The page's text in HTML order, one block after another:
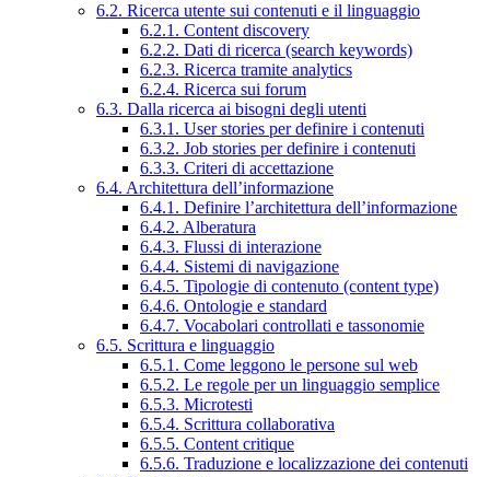
6.2. Ricerca utente sui contenuti e il linguaggio
6.2.1. Content discovery
6.2.2. Dati di ricerca (search keywords)
6.2.3. Ricerca tramite analytics
6.2.4. Ricerca sui forum
6.3. Dalla ricerca ai bisogni degli utenti
6.3.1. User stories per definire i contenuti
6.3.2. Job stories per definire i contenuti
6.3.3. Criteri di accettazione
6.4. Architettura dell’informazione
6.4.1. Definire l’architettura dell’informazione
6.4.2. Alberatura
6.4.3. Flussi di interazione
6.4.4. Sistemi di navigazione
6.4.5. Tipologie di contenuto (content type)
6.4.6. Ontologie e standard
6.4.7. Vocabolari controllati e tassonomie
6.5. Scrittura e linguaggio
6.5.1. Come leggono le persone sul web
6.5.2. Le regole per un linguaggio semplice
6.5.3. Microtesti
6.5.4. Scrittura collaborativa
6.5.5. Content critique
6.5.6. Traduzione e localizzazione dei contenuti